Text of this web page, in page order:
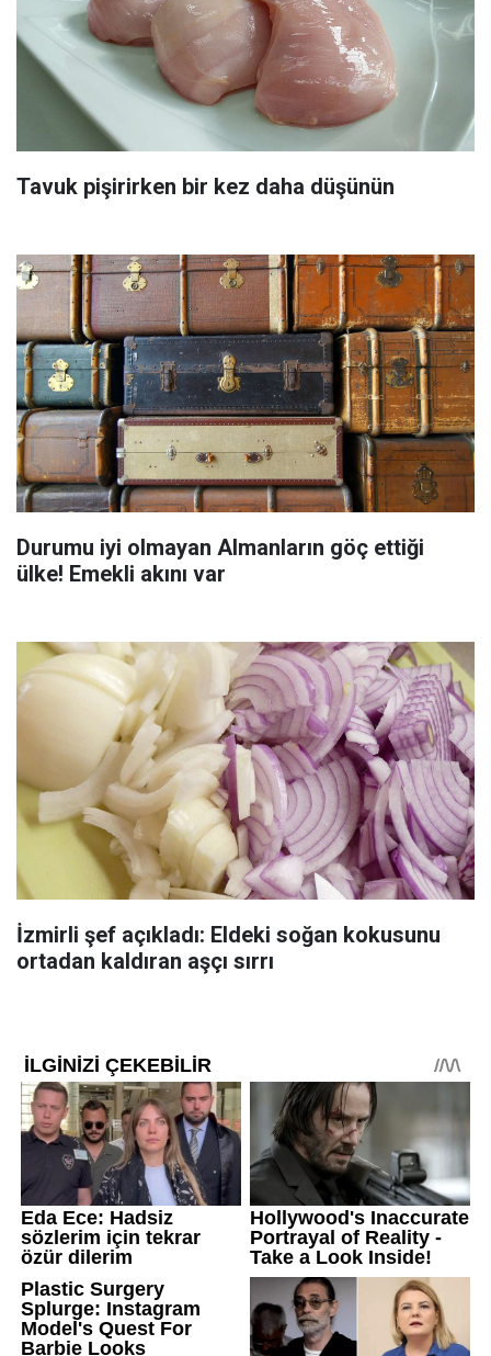
Tavuk pişirirken bir kez daha düşünün
Durumu iyi olmayan Almanların göç ettiği
ülke! Emekli akını var
İzmirli şef açıkladı: Eldeki soğan kokusunu
ortadan kaldıran aşçı sırrı